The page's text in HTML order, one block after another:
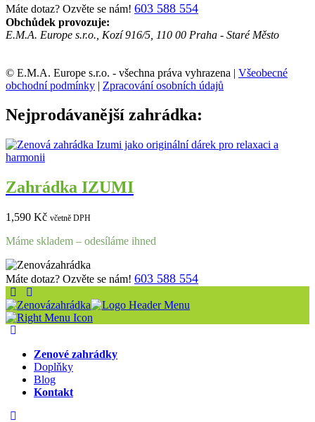
Máte dotaz? Ozvěte se nám! 603 588 554
Obchůdek provozuje:
E.M.A. Europe s.r.o., Kozí 916/5, 110 00 Praha - Staré Město
© E.M.A. Europe s.r.o. - všechna práva vyhrazena | Všeobecné
obchodní podmínky | Zpracování osobních údajů
Nejprodávanější zahrádka:
Zahrádka IZUMI
1,590 Kč včetně DPH
Máme skladem – odesíláme ihned
Máte dotaz? Ozvěte se nám! 603 588 554
Zenové zahrádky
Doplňky
Blog
Kontakt